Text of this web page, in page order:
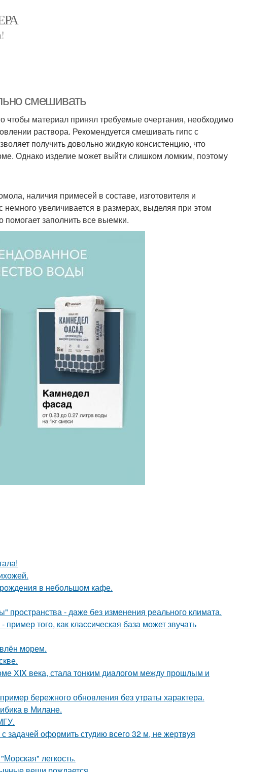
смешивать
чтобы материал принял требуемые очертания, необходимо
раствора. Рекомендуется смешивать гипс с
получить довольно жидкую консистенцию, что
Однако изделие может выйти слишком ломким, поэтому
наличия примесей в составе, изготовителя и
увеличивается в размерах, выделяя при этом
помогает заполнить все выемки.
в небольшом кафе.
- даже без изменения реального климата.
того, как классическая база может звучать
морем.
XIX века, стала тонким диалогом между прошлым и
бережного обновления без утраты характера.
в Милане.
задачей оформить студию всего 32 м, не жертвуя
легкость.